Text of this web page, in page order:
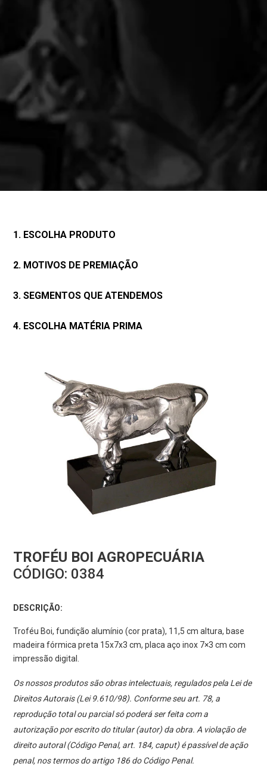
1. ESCOLHA PRODUTO
2. MOTIVOS DE PREMIAÇÃO
3. SEGMENTOS QUE ATENDEMOS
4. ESCOLHA MATÉRIA PRIMA
TROFÉU BOI AGROPECUÁRIA
CÓDIGO: 0384
DESCRIÇÃO:
Troféu Boi, fundição alumínio (cor prata), 11,5 cm altura, base
madeira fórmica preta 15x7x3 cm, placa aço inox 7×3 cm com
impressão digital.
Os nossos produtos são obras intelectuais, regulados pela Lei de
Direitos Autorais (Lei 9.610/98). Conforme seu art. 78, a
reprodução total ou parcial só poderá ser feita com a
autorização por escrito do titular (autor) da obra. A violação de
direito autoral (Código Penal, art. 184, caput) é passível de ação
penal, nos termos do artigo 186 do Código Penal.